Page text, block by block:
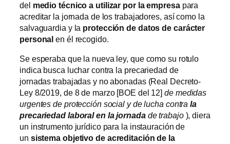
del medio técnico a utilizar por la empresapara
acreditar la jornada de los trabajadores, así como la
salvaguardia y la protección de datos de carácter
personal en él recogido.
Se esperaba que la nueva ley, que como su rotulo
indica busca luchar contra la precariedad de
jornadas trabajadas y no abonadas (Real Decreto-
Ley 8/2019, de 8 de marzo [BOE del 12] de medidas
urgentes de protección social y de lucha contrala
precariedad laboral en la jornadade trabajo), diera
un instrumento jurídico para la instauración de
un sistema objetivo de acreditación de la